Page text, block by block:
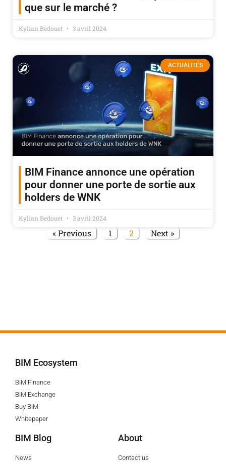
que sur le marché ?
Kylian Bedouet 3 avril 2024
ACTUALITÉS
BIM Finance annonce une opération
pour donner une porte de sortie aux
holders de WNK
Kylian Bedouet 3 avril 2024
« Previous 1 2 Next »
BIM Ecosystem
BIM Finance
BIM Exchange
Buy BIM
Whitepaper
BIM Blog
News
About
Contact us